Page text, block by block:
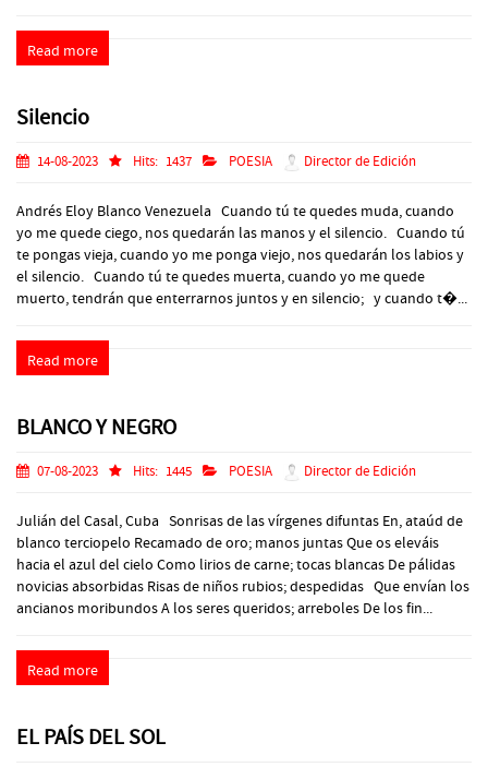
Read more
Silencio
14-08-2023 Hits: 1437 POESIA Director de Edición
Andrés Eloy Blanco Venezuela Cuando tú te quedes muda, cuando
yo me quede ciego, nos quedarán las manos y el silencio. Cuando tú
te pongas vieja, cuando yo me ponga viejo, nos quedarán los labios y
el silencio. Cuando tú te quedes muerta, cuando yo me quede
muerto, tendrán que enterrarnos juntos y en silencio; y cuando t�...
Read more
BLANCO Y NEGRO
07-08-2023 Hits: 1445 POESIA Director de Edición
Julián del Casal, Cuba Sonrisas de las vírgenes difuntas En, ataúd de
blanco terciopelo Recamado de oro; manos juntas Que os eleváis
hacia el azul del cielo Como lirios de carne; tocas blancas De pálidas
novicias absorbidas Risas de niños rubios; despedidas Que envían los
ancianos moribundos A los seres queridos; arreboles De los fin...
Read more
EL PAÍS DEL SOL